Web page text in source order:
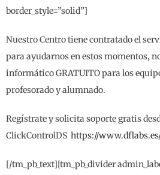
border_style=”solid”]
Nuestro Centro tiene contratado el
para ayudarnos en estos momentos,
informático GRATUITO para los
profesorado y alumnado.
Regístrate y solicita soporte gratis
ClickControlDS https://
[/tm_pb_text][tm_pb_divider